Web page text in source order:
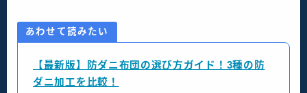
あわせて読みたい
【最新版】防ダニ布団の選び方ガイド！3種の防
ダニ加工を比較！